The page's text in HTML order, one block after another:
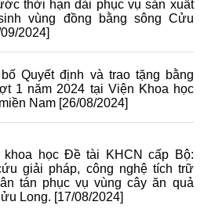
thời hạn dài phục vụ sản xuất
vùng đồng bằng sông Cửu
2024]
Quyết định và trao tặng bằng
1 năm 2024 tại Viện Khoa học
Nam [26/08/2024]
khoa học Đề tài KHCN cấp Bộ:
giải pháp, công nghệ tích trữ
tán phục vụ vùng cây ăn quả
Long. [17/08/2024]